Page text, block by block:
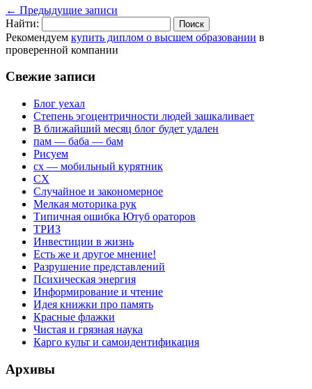
← Предыдущие записи
Найти:
Рекомендуем купить диплом о высшем образовании в
проверенной компании
Свежие записи
Блог уехал
Степень эгоцентричности людей зашкаливает
В ближайший месяц блог будет удален
пам — баба — бам
Рисуем
сх — мобильный курятник
СХ
Случайное и закономерное
Мелкая моторика рук
Типичная ошибка Ютуб ораторов
ТРИЗ
Инвестиции в жизнь
Есть же и другое мнение!
Разрушение представлений
Психическая энергия
Информирование и чтение
Идея книжки про память
Красные флажки
Чистая и грязная наука
Карго культ и самоидентификация
Архивы